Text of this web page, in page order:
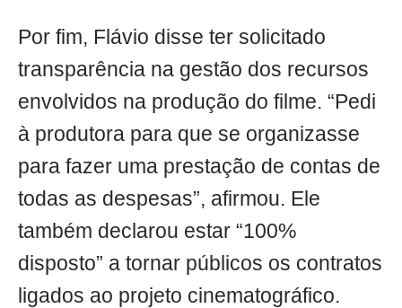
Por fim, Flávio disse ter solicitado
transparência na gestão dos recursos
envolvidos na produção do filme. “Pedi
à produtora para que se organizasse
para fazer uma prestação de contas de
todas as despesas”, afirmou. Ele
também declarou estar “100%
disposto” a tornar públicos os contratos
ligados ao projeto cinematográfico.